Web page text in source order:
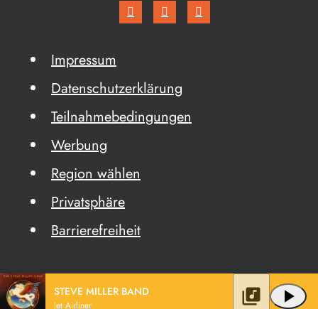
Impressum
Datenschutzerklärung
Teilnahmebedingungen
Werbung
Region wählen
Privatsphäre
Barrierefreiheit
STEVE MILLER BAND
Jet Airliner play_arrow
library_music